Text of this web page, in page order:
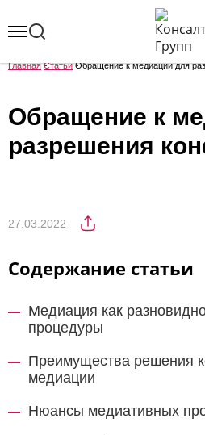
Главная Статьи Обращение к медиации для
Обращение к
разрешения
27.03.2022
Содержание статьи
Медиация как
процедуры
Преимущества решения
медиации
Нюансы медиативных